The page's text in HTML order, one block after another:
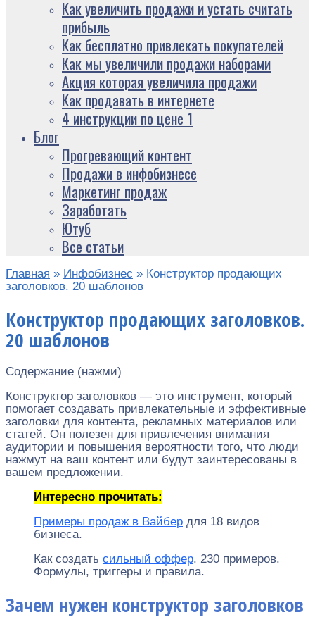
Как увеличить продажи и устать считать
прибыль
Как бесплатно привлекать покупателей
Как мы увеличили продажи наборами
Акция которая увеличила продажи
Как продавать в интернете
4 инструкции по цене 1
Блог
Прогревающий контент
Продажи в инфобизнесе
Маркетинг продаж
Заработать
Ютуб
Все статьи
Главная » Инфобизнес » Конструктор продающих
заголовков. 20 шаблонов
Конструктор продающих заголовков.
20 шаблонов
Содержание (нажми)
Конструктор заголовков — это инструмент, который
помогает создавать привлекательные и эффективные
заголовки для контента, рекламных материалов или
статей. Он полезен для привлечения внимания
аудитории и повышения вероятности того, что люди
нажмут на ваш контент или будут заинтересованы в
вашем предложении.
Интересно прочитать:
Примеры продаж в Вайбер для 18 видов
бизнеса.
Как создать сильный оффер. 230 примеров.
Формулы, триггеры и правила.
Зачем нужен конструктор заголовков